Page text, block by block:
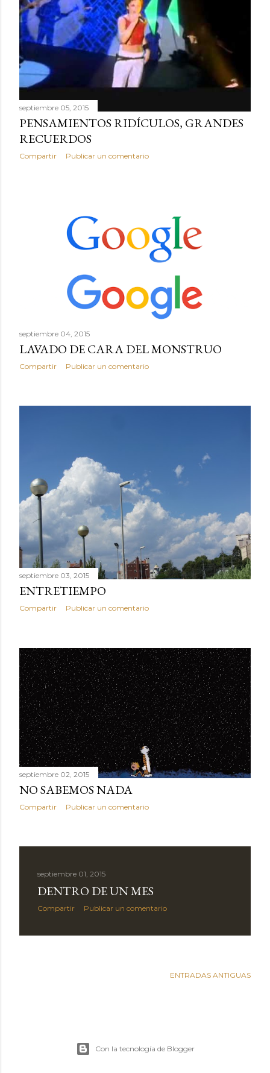
septiembre 05, 2015
PENSAMIENTOS RIDÍCULOS, GRANDES
RECUERDOS
Compartir Publicar un comentario
septiembre 04, 2015
LAVADO DE CARA DEL MONSTRUO
Compartir Publicar un comentario
septiembre 03, 2015
ENTRETIEMPO
Compartir Publicar un comentario
septiembre 02, 2015
NO SABEMOS NADA
Compartir Publicar un comentario
septiembre 01, 2015
DENTRO DE UN MES
Compartir Publicar un comentario
ENTRADAS ANTIGUAS
Con la tecnología de Blogger